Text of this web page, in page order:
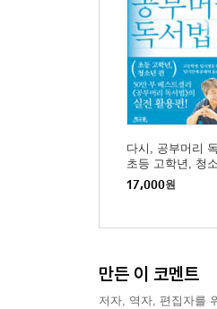
공부로부터 도
학생부종합전형의
[정보] 현행 입시제
[공부머리 독서법
2부 : 숙련된 독서
1. 지식은 외우는
2. 지식도서로 가는
다시, 공부머리
초등 고학년, 청
17,000원
만든 이 코멘트
저자, 역자, 편집자를